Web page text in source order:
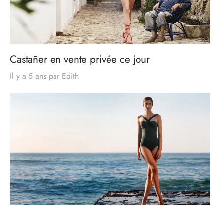
Castañer en vente privée ce jour
Il y a 5 ans par Edith